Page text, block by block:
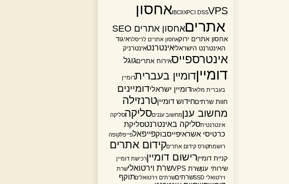
IBCIIXPCI DSSVPS
אחסון
אתריםאחסון אתרים SEO
אחסון אתרים ירוקאחסון אתרים לריסלראיגוד
האינטרנט הישראליאינטרנטאינטרניק
אינטרספייסאירוח אתריםגוגל
דומייןדומיין בעבריתדומיין
בעברית מלאהדומיין ישראלידומיינים
חוות שרתיםחידוש דומייןטרנזילה
מחשוב ענןמחשוב ענניםסליקהסליקה
אינטרנטיתסליקה באינטרנטסליקת
כרטיסי אשראיפייסבוקפייפאלפייפלקופה
רושמתקורס קידום אתריםקידום אתרים
קניית דומייןרישום דומייןרכישת דומיין
שירותי ענןשרת VPS שרת וירטואלישרת
וירטואלי SSD
שרתיםשרתים וירטואליםתוקף